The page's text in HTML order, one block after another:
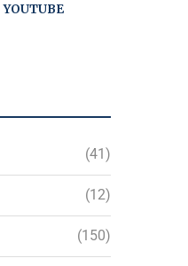
YOUTUBE
(41)
(12)
(150)